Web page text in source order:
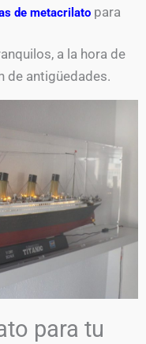
de metacrilato para
a la hora de
de antigüedades.
para tu